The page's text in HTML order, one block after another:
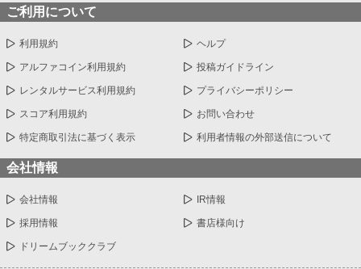
ご利用について
利用規約 ヘルプ
アルファコイン利用規約 投稿ガイドライン
レンタルサービス利用規約 プライバシーポリシー
スコア利用規約 お問い合わせ
特定商取引法に基づく表示 利用者情報の外部送信について
会社情報
会社情報 IR情報
採用情報 書店様向け
ドリームブッククラブ